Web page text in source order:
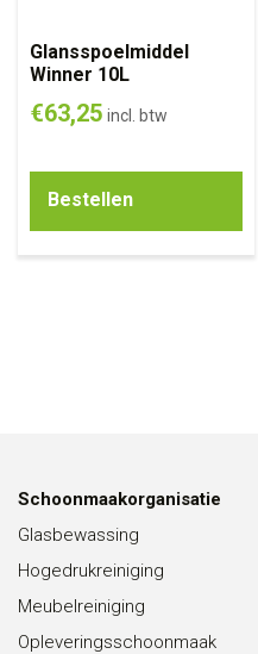
Glansspoelmiddel
Winner 10L
€63,25 incl. btw
Bestellen
Schoonmaakorganisatie
Glasbewassing
Hogedrukreiniging
Meubelreiniging
Opleveringsschoonmaak